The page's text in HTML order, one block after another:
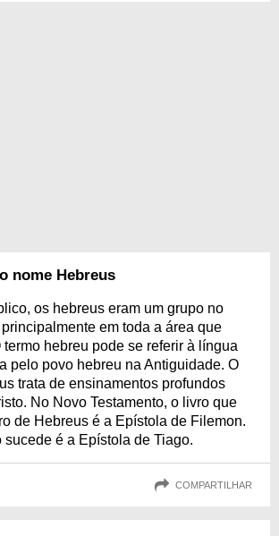
nome Hebreus
os hebreus eram um grupo no
em toda a área que
termo hebreu pode se referir à língua
pelo povo hebreu na Antiguidade. O
trata de ensinamentos profundos
No Novo Testamento, o livro que
de Hebreus é a Epístola de Filemon.
sucede é a Epístola de Tiago.
COMPARTILHAR